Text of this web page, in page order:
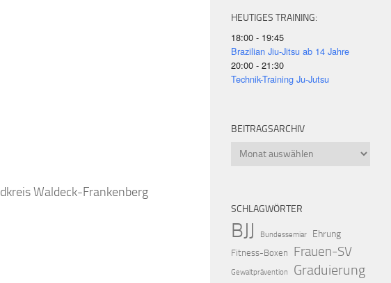
Waldeck-Frankenberg
HEUTIGES TRAINING:
18:00 - 19:45
Brazilian Jiu-Jitsu ab 14 Jahre
20:00 - 21:30
Technik-Training Ju-Jutsu
BEITRAGSARCHIV
Beitragsarchiv
SCHLAGWÖRTER
BJJ Bundessemiar Ehrung
Fitness-Boxen Frauen-SV
Gewaltprävention Graduierung